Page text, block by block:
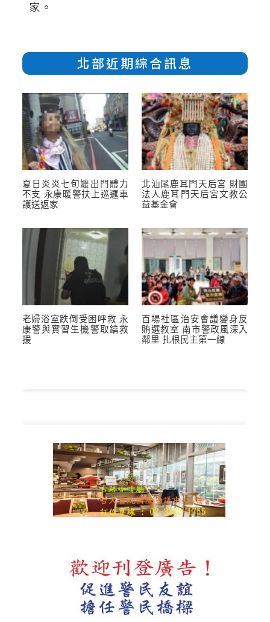
家。
北部近期綜合訊息
夏日炎炎七旬嬤出門體力
不支 永康暖警扶上巡邏車
護送返家
北汕尾鹿耳門天后宮 財團
法人鹿耳門天后宮文教公
益基金會
老婦浴室跌倒受困呼救 永
康警與實習生機警取鑰救
援
百場社區治安會議變身反
賄選教室 南市警政風深入
鄰里 扎根民主第一線